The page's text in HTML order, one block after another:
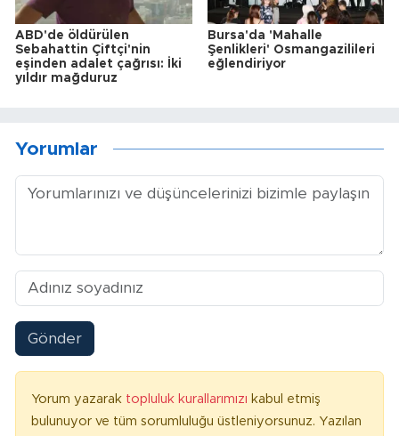
ABD'de öldürülen
Sebahattin Çiftçi'nin
eşinden adalet çağrısı: İki
yıldır mağduruz
Bursa'da 'Mahalle
Şenlikleri' Osmangazilileri
eğlendiriyor
Yorumlar
Gönder
Yorum yazarak topluluk kurallarımızı kabul etmiş
bulunuyor ve tüm sorumluluğu üstleniyorsunuz. Yazılan